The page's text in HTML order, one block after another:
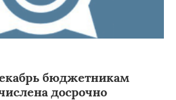
бюджетникам
досрочно